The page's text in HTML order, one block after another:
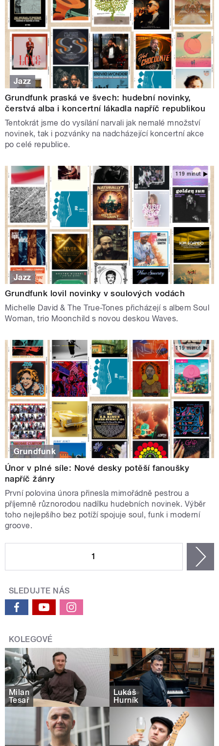
Jazz
Grundfunk praská ve švech: hudební novinky,
čerstvá alba i koncertní lákadla napříč republikou
Tentokrát jsme do vysílání narvali jak nemalé množství
novinek, tak i pozvánky na nadcházející koncertní akce
po celé republice.
119 minut
Jazz
Grundfunk lovil novinky v soulových vodách
Michelle David & The True-Tones přicházejí s albem Soul
Woman, trio Moonchild s novou deskou Waves.
119 minut
Grundfunk
Únor v plné síle: Nové desky potěší fanoušky
napříč žánry
První polovina února přinesla mimořádně pestrou a
příjemně různorodou nadílku hudebních novinek. Výběr
toho nejlepšího bez potíží spojuje soul, funk i moderní
groove.
1
SLEDUJTE NÁS
KOLEGOVÉ
Milan
Tesař
Lukáš
Hurník